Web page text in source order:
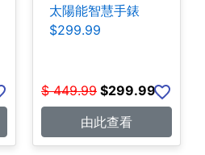
太陽能智慧手錶
$299.99
$ 449.99 $299.99
由此查看